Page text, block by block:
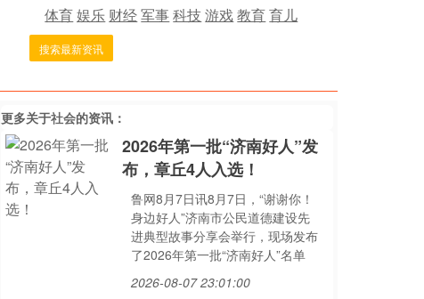
体育娱乐 财经军事科技游戏教育育儿
搜索最新资讯
更多关于社会的资讯：
2026年第一批“济南好人”发
布，章丘4人入选！
鲁网8月7日讯8月7日，“谢谢你！
身边好人”济南市公民道德建设先
进典型故事分享会举行，现场发布
了2026年第一批“济南好人”名单
2026-08-07 23:01:00